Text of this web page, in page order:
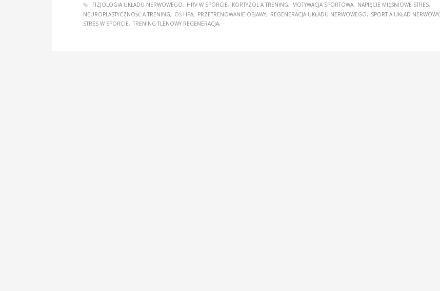
FIZJOLOGIA UKŁADU NERWOWEGO HRV W SPORCIE KORTYZOL A TRENING MOTYWACJA SPORTOWA
NAPIĘCIE MIĘŚNIOWE STRES
NEUROPLASTYCZNOŚĆ A TRENING
OŚ HPA PRZETRENOWANIE OBJAWY REGENERACJA UKŁADU NERWOWEGO
SPORT A UKŁAD NERWOWY
STRES W SPORCIE
TRENING TLENOWY REGENERACJA